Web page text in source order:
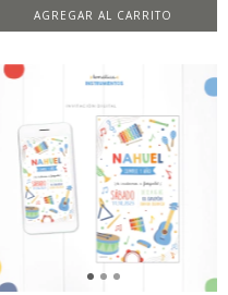
AGREGAR AL CARRITO